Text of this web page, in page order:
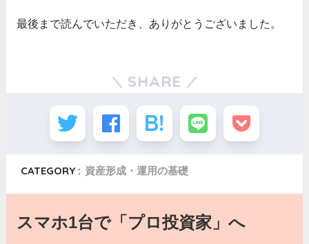
最後まで読んでいただき、ありがとうございました。
SHARE
CATEGORY : 資産形成・運用の基礎
スマホ1台で「プロ投資家」へ